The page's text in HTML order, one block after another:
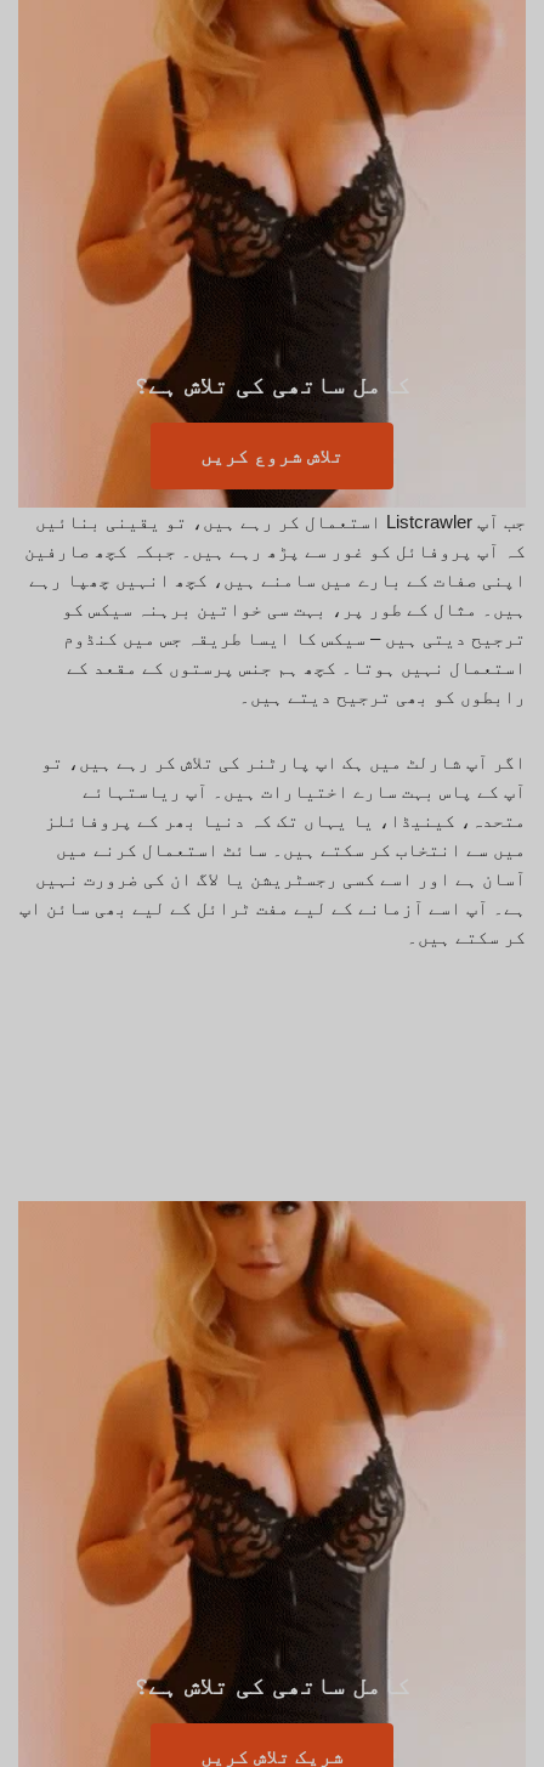
کامل ساتھی کی تلاش ہے؟
تلاش شروع کریں
جب آپ Listcrawler استعمال کر رہے ہیں، تو یقینی بنائیں
کہ آپ پروفائل کو غور سے پڑھ رہے ہیں۔ جبکہ کچھ صارفین
اپنی صفات کے بارے میں سامنے ہیں، کچھ انہیں چھپا رہے
ہیں۔ مثال کے طور پر، بہت سی خواتین برہنہ سیکس کو
ترجیح دیتی ہیں – سیکس کا ایسا طریقہ جس میں کنڈوم
استعمال نہیں ہوتا۔ کچھ ہم جنس پرستوں کے مقعد کے
رابطوں کو بھی ترجیح دیتے ہیں۔
اگر آپ شارلٹ میں ہک اپ پارٹنر کی تلاش کر رہے ہیں، تو
آپ کے پاس بہت سارے اختیارات ہیں۔ آپ ریاستہائے
متحدہ، کینیڈا، یا یہاں تک کہ دنیا بھر کے پروفائلز
میں سے انتخاب کر سکتے ہیں۔ سائٹ استعمال کرنے میں
آسان ہے اور اسے کسی رجسٹریشن یا لاگ ان کی ضرورت نہیں
ہے۔ آپ اسے آزمانے کے لیے مفت ٹرائل کے لیے بھی سائن اپ
کر سکتے ہیں۔
کامل ساتھی کی تلاش ہے؟
شریک تلاش کریں